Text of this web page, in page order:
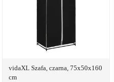
vidaXL Szafa, czarna, 75x50x160
cm